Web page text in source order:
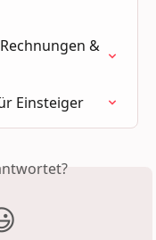
&
Einsteiger